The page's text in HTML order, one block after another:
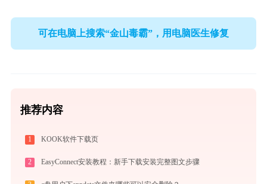
可在电脑上搜索“金山毒霸”，用电脑医生修复
推荐内容
1 KOOK软件下载页
2 EasyConnect安装教程：新手下载安装完整图文步骤